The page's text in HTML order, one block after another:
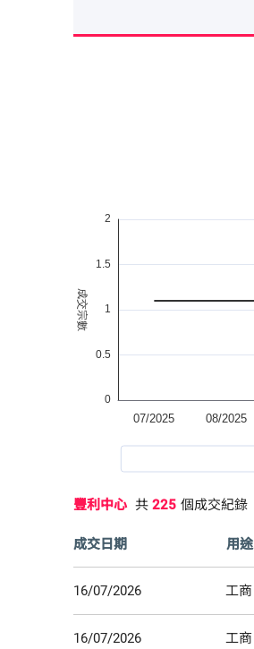
豐利中心 共 225 個成交紀錄
成交日期 用途
16/07/2026 工商
16/07/2026 工商